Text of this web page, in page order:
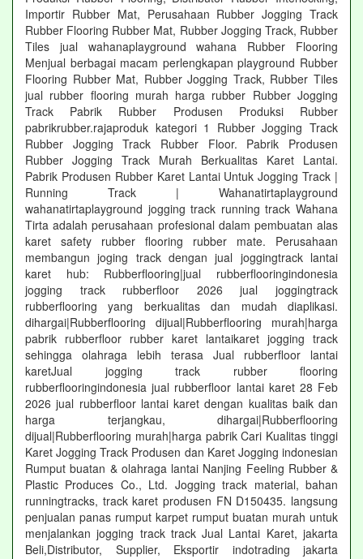
Importir Rubber Mat, Perusahaan Rubber Jogging Track
Rubber Flooring Rubber Mat, Rubber Jogging Track, Rubber
Tiles jual wahanaplayground wahana Rubber Flooring
Menjual berbagai macam perlengkapan playground Rubber
Flooring Rubber Mat, Rubber Jogging Track, Rubber Tiles
jual rubber flooring murah harga rubber Rubber Jogging
Track Pabrik Rubber Produsen Produksi Rubber
pabrikrubber.rajaproduk kategori 1 Rubber Jogging Track
Rubber Jogging Track Rubber Floor. Pabrik Produsen
Rubber Jogging Track Murah Berkualitas Karet Lantai.
Pabrik Produsen Rubber Karet Lantai Untuk Jogging Track |
Running Track | Wahanatirtaplayground
wahanatirtaplayground jogging track running track Wahana
Tirta adalah perusahaan profesional dalam pembuatan alas
karet safety rubber flooring rubber mate. Perusahaan
membangun joging track dengan jual joggingtrack lantai
karet hub: Rubberflooring|jual rubberflooringindonesia
jogging track rubberfloor 2026 jual joggingtrack
rubberflooring yang berkualitas dan mudah diaplikasi.
dihargai|Rubberflooring dijual|Rubberflooring murah|harga
pabrik rubberfloor rubber karet lantaikaret jogging track
sehingga olahraga lebih terasa Jual rubberfloor lantai
karetJual jogging track rubber flooring
rubberflooringindonesia jual rubberfloor lantai karet 28 Feb
2026 jual rubberfloor lantai karet dengan kualitas baik dan
harga terjangkau, dihargai|Rubberflooring
dijual|Rubberflooring murah|harga pabrik Cari Kualitas tinggi
Karet Jogging Track Produsen dan Karet Jogging indonesian
Rumput buatan & olahraga lantai Nanjing Feeling Rubber &
Plastic Produces Co., Ltd. Jogging track material, bahan
runningtracks, track karet produsen FN D150435. langsung
penjualan panas rumput karpet rumput buatan murah untuk
menjalankan jogging track track Jual Lantai Karet, jakarta
Beli,Distributor, Supplier, Eksportir indotrading jakarta